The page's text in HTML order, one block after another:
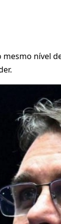
nível